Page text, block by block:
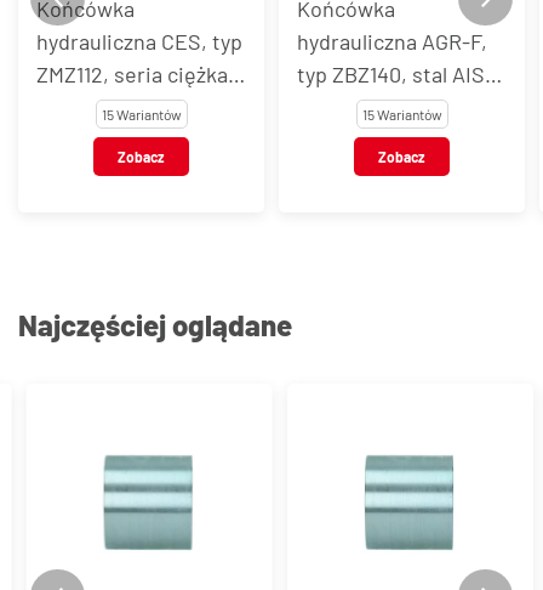
Końcówka
hydrauliczna CES, typ
ZMZ112, seria ciężka,
stal AISI 316L
15 Wariantów
Zobacz
Końcówka
hydrauliczna AGR-F,
typ ZBZ140, stal AISI
15 Wariantów
Zobacz
Najczęściej oglądane